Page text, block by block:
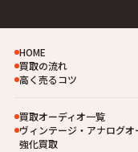
HOME
買取の流れ
高く売るコツ
買取オーディオ一覧
ヴィンテージ・アナログオ
強化買取